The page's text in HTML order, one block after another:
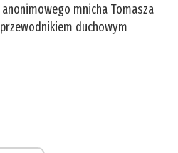
mnicha Tomasza
duchowym